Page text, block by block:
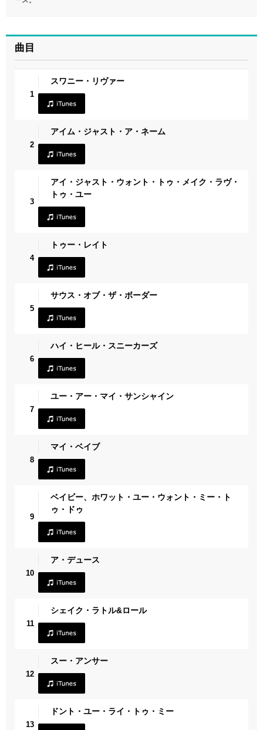
曲目
1
スワニー・リヴァー
2
アイム・ジャスト・ア・ネーム
3
アイ・ジャスト・ウォント・トゥ・メイク・ラヴ・
トゥ・ユー
4
トゥー・レイト
5
サウス・オブ・ザ・ボーダー
6
ハイ・ヒール・スニーカーズ
7
ユー・アー・マイ・サンシャイン
8
マイ・ベイブ
9
ベイビー、ホワット・ユー・ウォント・ミー・ト
ゥ・ドゥ
10
ア・デュース
11
シェイク・ラトル&ロール
12
スー・アンサー
13
ドント・ユー・ライ・トゥ・ミー